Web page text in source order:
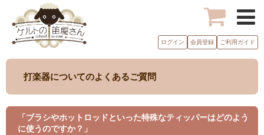
ログイン 会員登録 ご利用ガイド
打楽器についてのよくあるご質問
「ブラシやホットロッドといった特殊なティッパーはどのよう
に使うのですか？」